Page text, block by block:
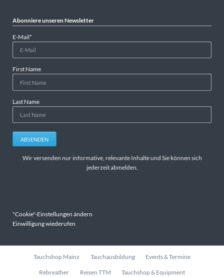
Abonniere unseren Newsletter
Pflichtfeld
E-Mail*
First Name
Last Name
ABSENDEN
Wir versenden nur informative, relevante Inhalte und Sie können sich
jederzeit abmelden.
"Cookie"-Einstellungen ändern
Einwilligung wiederufen
Navigation
Tauchshop Mainz Tauchausbildung Events & Termine
Rebreather Reisen TTM Tauchshop & Equipment